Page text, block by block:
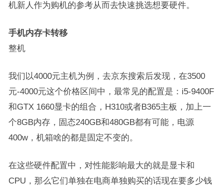
机新人作为购机的参考从而去快速挑选想要硬件。
手机内存卡转移
整机
我们以4000元主机为例，去京东搜索后发现，在3500
元-4000元这个价格区间中，最常见的配置是：i5-9400F
和GTX 1660显卡的组合，H310或者B365主板，加上一
个8GB内存，固态240GB和480GB都有可能，电源
400w，机箱啥的都是固定不变的。
在这些硬件配置中，对性能影响最大的就是显卡和
CPU，那么它们单独在电商单独购买的话现在要多少钱